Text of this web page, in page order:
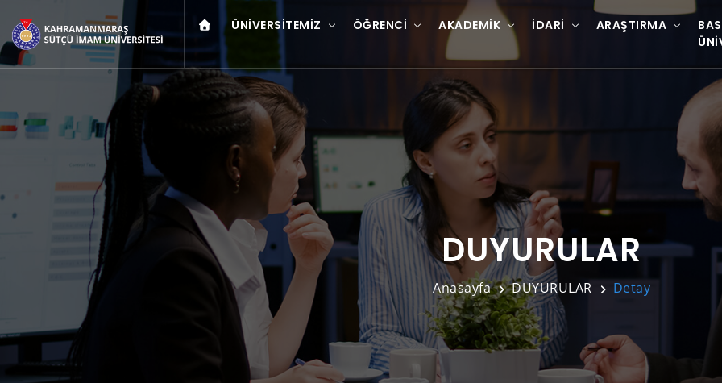
ÜNIVERSITEMIZ ÖĞRENCI AKADEMIK İDARI ARAŞTIRMA
DUYURULAR
Anasayfa DUYURULAR Detay